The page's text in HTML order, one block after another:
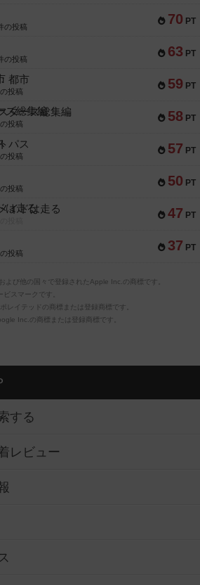
70 PT
の投稿
63 PT
の投稿
59 PT
都市
投稿
58 PT
ターズ総集編
投稿
57 PT
パス
投稿
50 PT
投稿
47 PT
イドは走る
37 PT
投稿
よび他の国々で登録されたApple Inc.の商標です。
スマークです。
レイテッドの商標または登録商標です。
Inc.の商標または登録商標です。
する
レビュー